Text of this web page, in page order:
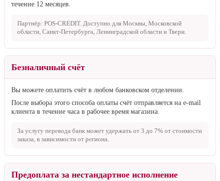
течение 12 месяцев.
Партнёр: POS-CREDIT. Доступно для Москвы, Московской
области, Санкт-Петербурга, Ленинградской области и Твери.
Безналичный счёт
Вы можете оплатить счёт в любом банковском отделении.
После выбора этого способа оплаты счёт отправляется на e-mail
клиента в течение часа в рабочее время магазина.
За услугу перевода банк может удержать от 3 до 7% от стоимости
заказа, в зависимости от региона.
Предоплата за нестандартное исполнение